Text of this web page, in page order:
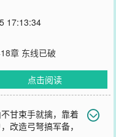
17:13:34
章 东线已破
点击阅读
甘束手就擒，靠着
改造弓弩搞军备，